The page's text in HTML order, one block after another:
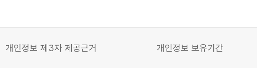
개인정보 제3자 제공근거 개인정보 보유기간